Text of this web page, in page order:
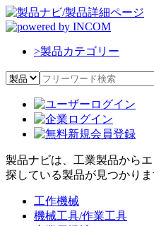
>製品カテゴリー
製品ナビは、工業製品から
探している製品が見つかりま
工作機械
機械工具/作業工具